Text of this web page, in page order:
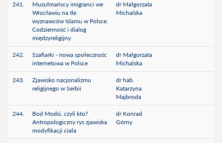
241.
Muzułmańscy imigranci we
Wrocławiu na tle
wyznawców Islamu w Polsce.
Codzienność i dialog
międzyreligijny.
dr Małgorzata
Michalska
242.
Szafiarki - nowa społecznośc
internetowa w Polsce
dr Małgorzata
Michalska
243.
Zjawisko nacjonalizmu
religijnego w Serbii
dr hab.
Katarzyna
Majbroda
244.
Bod Modsi, czyli kto?
Antropologiczny rys zjawiska
modyfikacji ciała
dr Konrad
Górny